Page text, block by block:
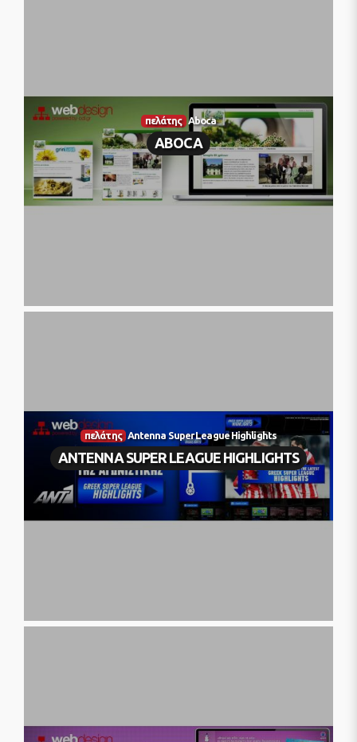
πελάτης Aboca
ABOCA
πελάτης Antenna Super League Highlights
ANTENNA SUPER LEAGUE HIGHLIGHTS